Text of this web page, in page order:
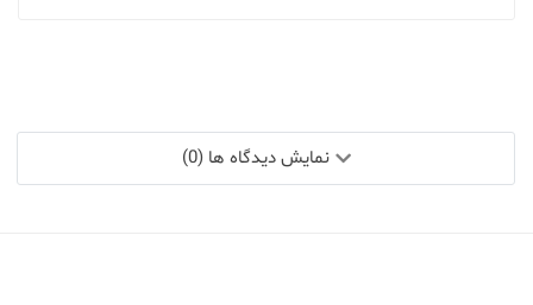
نمایش دیدگاه ها (0)